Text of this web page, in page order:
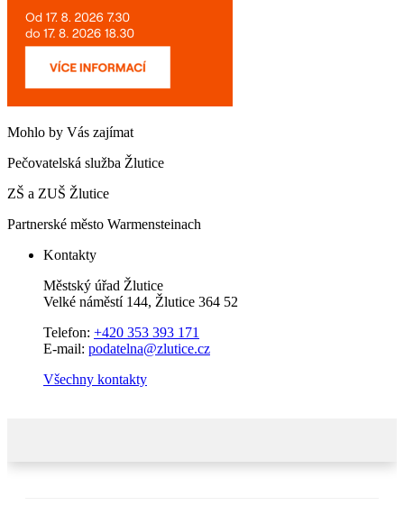
Mohlo by Vás zajímat
Pečovatelská služba Žlutice
ZŠ a ZUŠ Žlutice
Partnerské město Warmensteinach
Kontakty
Městský úřad Žlutice
Velké náměstí 144, Žlutice 364 52
Telefon: +420 353 393 171
E-mail: podatelna@zlutice.cz
Všechny kontakty